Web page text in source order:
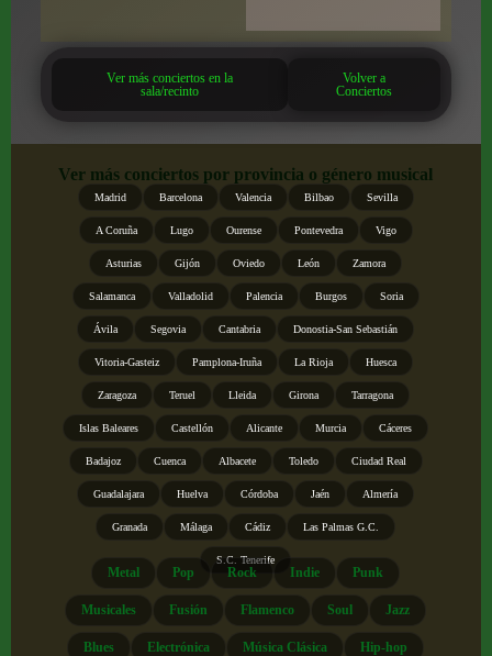
Ver más conciertos en la
sala/recinto
Volver a
Conciertos
Ver más conciertos por provincia o género musical
Madrid Barcelona Valencia Bilbao Sevilla
A Coruña Lugo Ourense Pontevedra Vigo
Asturias Gijón Oviedo León Zamora
Salamanca Valladolid Palencia Burgos Soria
Ávila Segovia Cantabria Donostia-San Sebastián
Vitoria-Gasteiz Pamplona-Iruña La Rioja Huesca
Zaragoza Teruel Lleida Girona Tarragona
Islas Baleares Castellón Alicante Murcia Cáceres
Badajoz Cuenca Albacete Toledo Ciudad Real
Guadalajara Huelva Córdoba Jaén Almería
Granada Málaga Cádiz Las Palmas G.C.
S.C. Tenerife
Metal Pop Rock Indie Punk
Musicales Fusión Flamenco Soul Jazz
Blues Electrónica Música Clásica Hip-hop